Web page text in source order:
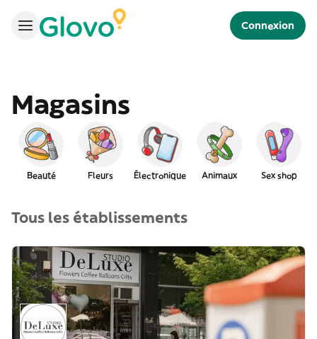
Connexion
Magasins
Beauté Fleurs Électronique Animaux Sex shop
Tous les établissements